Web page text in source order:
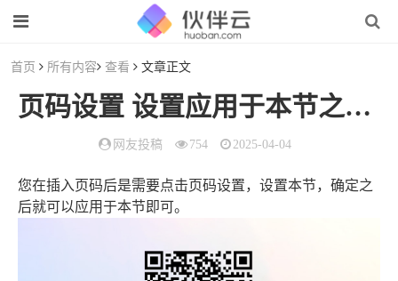
首页 所有内容 查看 文章正文
页码设置 设置应用于本节之后 点击确定后也不能生效，等再次
网友投稿 754 2025-04-04
您在插入页码后是需要点击页码设置，设置本节，确定之
后就可以应用于本节即可。